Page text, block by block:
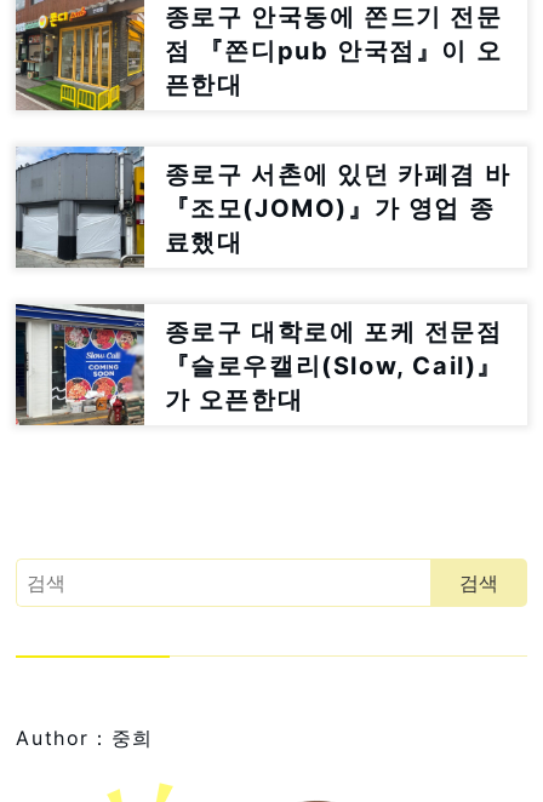
종로구 안국동에 쫀드기 전문
점 『쫀디pub 안국점』이 오
픈한대
종로구 서촌에 있던 카페겸 바
『조모(JOMO)』가 영업 종
료했대
종로구 대학로에 포케 전문점
『슬로우캘리(Slow, Cail)』
가 오픈한대
Author：중희